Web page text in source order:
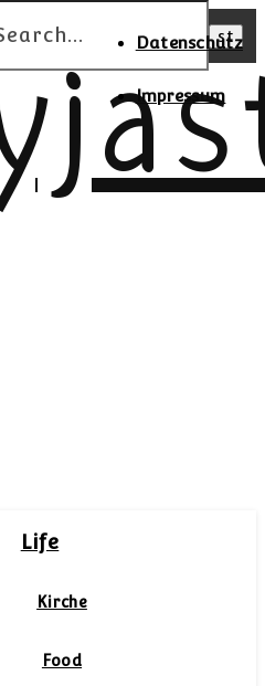
Datenschutz
Impressum
Life
Kirche
Food